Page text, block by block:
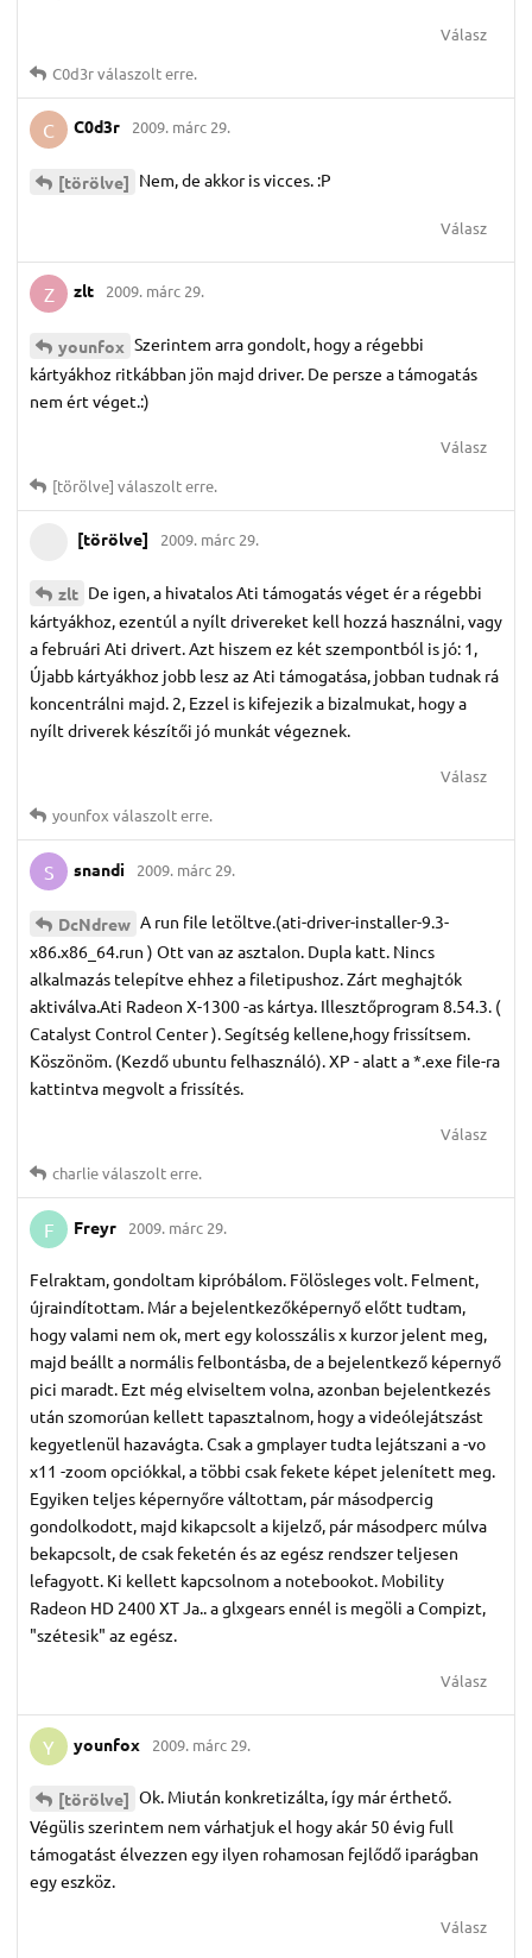
Válasz
C0d3rválaszolt erre.
C C0d3r 2009. márc 29.
[törölve] Nem, de akkor is vicces. :P
Válasz
Z zlt 2009. márc 29.
younfox Szerintem arra gondolt, hogy a régebbi
kártyákhoz ritkábban jön majd driver. De persze a támogatás
nem ért véget.:)
Válasz
[törölve] válaszolt erre.
[törölve] 2009. márc 29.
zlt De igen, a hivatalos Ati támogatás véget ér a régebbi
kártyákhoz, ezentúl a nyílt drivereket kell hozzá használni, vagy
a februári Ati drivert. Azt hiszem ez két szempontból is jó: 1,
Újabb kártyákhoz jobb lesz az Ati támogatása, jobban tudnak rá
koncentrálni majd. 2, Ezzel is kifejezik a bizalmukat, hogy a
nyílt driverek készítői jó munkát végeznek.
Válasz
younfox válaszolt erre.
S snandi 2009. márc 29.
DcNdrew A run file letöltve.(ati-driver-installer-9.3-
x86.x86_64.run ) Ott van az asztalon. Dupla katt. Nincs
alkalmazás telepítve ehhez a filetipushoz. Zárt meghajtók
aktiválva.Ati Radeon X-1300 -as kártya. Illesztőprogram 8.54.3. (
Catalyst Control Center ). Segítség kellene,hogy frissítsem.
Köszönöm. (Kezdő ubuntu felhasználó). XP - alatt a *.exe file-ra
kattintva megvolt a frissítés.
Válasz
charlieválaszolt erre.
F Freyr 2009. márc 29.
Felraktam, gondoltam kipróbálom. Fölösleges volt. Felment,
újraindítottam. Már a bejelentkezőképernyő előtt tudtam,
hogy valami nem ok, mert egy kolosszális x kurzor jelent meg,
majd beállt a normális felbontásba, de a bejelentkező képernyő
pici maradt. Ezt még elviseltem volna, azonban bejelentkezés
után szomorúan kellett tapasztalnom, hogy a videólejátszást
kegyetlenül hazavágta. Csak a gmplayer tudta lejátszani a -vo
x11 -zoom opciókkal, a többi csak fekete képet jelenített meg.
Egyiken teljes képernyőre váltottam, pár másodpercig
gondolkodott, majd kikapcsolt a kijelző, pár másodperc múlva
bekapcsolt, de csak feketén és az egész rendszer teljesen
lefagyott. Ki kellett kapcsolnom a notebookot. Mobility
Radeon HD 2400 XT Ja.. a glxgears ennél is megöli a Compizt,
"szétesik" az egész.
Válasz
Y younfox 2009. márc 29.
[törölve] Ok. Miután konkretizálta, így már érthető.
Végülis szerintem nem várhatjuk el hogy akár 50 évig full
támogatást élvezzen egy ilyen rohamosan fejlődő iparágban
egy eszköz.
Válasz